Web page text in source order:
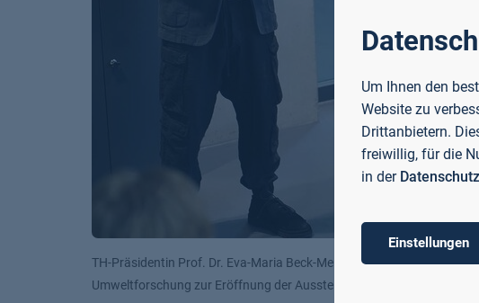
Prof. Dr. Erik Gawel, Leipziger Helmholtz-Zentrum für
Um Ihnen den
Website zu
Drittanbietern.
freiwillig, für die
in der
Einstellungen